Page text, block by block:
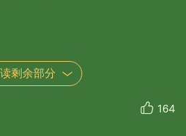
叶情
思
剩余部分
164